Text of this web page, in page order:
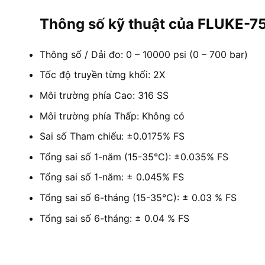
Thông số kỹ thuật của FLUKE-
Thông số / Dải đo: 0 – 10000 psi (0 – 700 bar)
Tốc độ truyền từng khối: 2X
Môi trường phía Cao: 316 SS
Môi trường phía Thấp: Không có
Sai số Tham chiếu: ±0.0175% FS
Tổng sai số 1-năm (15-35°C): ±0.035% FS
Tổng sai số 1-năm: ± 0.045% FS
Tổng sai số 6-tháng (15-35°C): ± 0.03 % FS
Tổng sai số 6-tháng: ± 0.04 % FS